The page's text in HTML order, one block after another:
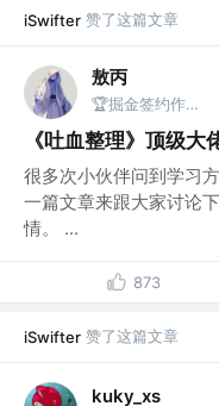
iSwifter 赞了这篇文章
敖丙
🏆掘金签约作者 @微信搜：敖丙
《吐血整理》顶级大
很多次小伙伴问到学习
一篇文章来跟大家讨论
情。 ...
873
iSwifter 赞了这篇文章
kuky_xs